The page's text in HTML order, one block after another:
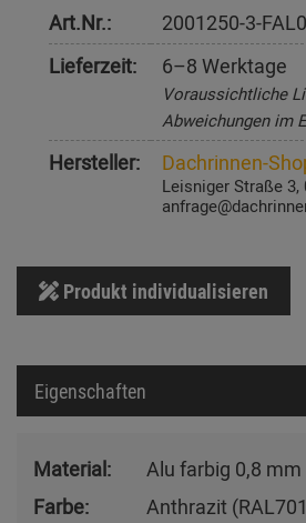
Art.Nr.:
2001250-3-
Lieferzeit:
6–8 Werktage
Voraussichtliche
Abweichungen im
Hersteller: Dachrinnen-
Leisniger Straße 3,
Produkt individualisieren
Eigenschaften
Material:
Alu farbig 0,8 mm
Farbe:
Anthrazit